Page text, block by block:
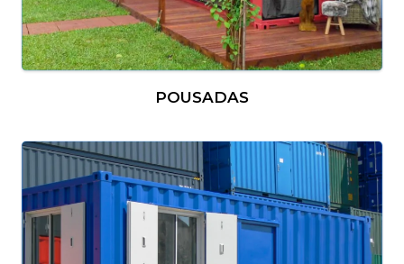
POUSADAS